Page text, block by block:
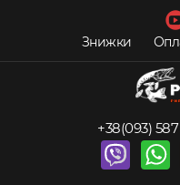
Знижки
+38(093)